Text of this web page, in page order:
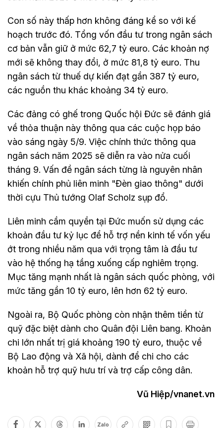
Con số này thấp hơn không đáng kể so với kế
hoạch trước đó. Tổng vốn đầu tư trong ngân sách
cơ bản vẫn giữ ở mức 62,7 tỷ euro. Các khoản nợ
mới sẽ không thay đổi, ở mức 81,8 tỷ euro. Thu
ngân sách từ thuế dự kiến đạt gần 387 tỷ euro,
các nguồn thu khác khoảng 34 tỷ euro.
Các đảng có ghế trong Quốc hội Đức sẽ đánh giá
về thỏa thuận này thông qua các cuộc họp báo
vào sáng ngày 5/9. Việc chính thức thông qua
ngân sách năm 2025 sẽ diễn ra vào nửa cuối
tháng 9. Vấn đề ngân sách từng là nguyên nhân
khiến chính phủ liên minh "Đèn giao thông" dưới
thời cựu Thủ tướng Olaf Scholz sụp đổ.
Liên minh cầm quyền tại Đức muốn sử dụng các
khoản đầu tư kỷ lục để hỗ trợ nền kinh tế vốn yếu
ớt trong nhiều năm qua với trọng tâm là đầu tư
vào hệ thống hạ tầng xuống cấp nghiêm trọng.
Mục tăng mạnh nhất là ngân sách quốc phòng, với
mức tăng gần 10 tỷ euro, lên hơn 62 tỷ euro.
Ngoài ra, Bộ Quốc phòng còn nhận thêm tiền từ
quỹ đặc biệt dành cho Quân đội Liên bang. Khoản
chi lớn nhất trị giá khoảng 190 tỷ euro, thuộc về
Bộ Lao động và Xã hội, dành để chi cho các
khoản hỗ trợ quỹ hưu trí và trợ cấp công dân.
Vũ Hiệp/vnanet.vn
Zalo